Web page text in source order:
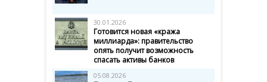
30.01.2026
Готовится новая «кража
миллиарда»: правительство
опять получит возможность
спасать активы банков
05.08.2026